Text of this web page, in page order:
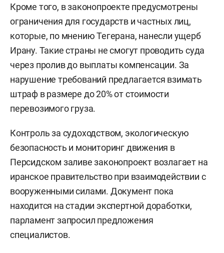
Кроме того, в законопроекте предусмотрены
ограничения для государств и частных лиц,
которые, по мнению Тегерана, нанесли ущерб
Ирану. Такие страны не смогут проводить суда
через пролив до выплаты компенсации. За
нарушение требований предлагается взимать
штраф в размере до 20% от стоимости
перевозимого груза.
Контроль за судоходством, экологическую
безопасность и мониторинг движения в
Персидском заливе законопроект возлагает на
иранское правительство при взаимодействии с
вооруженными силами. Документ пока
находится на стадии экспертной доработки,
парламент запросил предложения
специалистов.